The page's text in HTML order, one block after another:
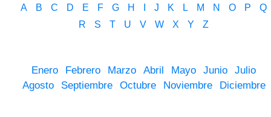
A B C D E F G H J K L M N O P
Q
R
S T U V W X Y Z
Enero Febrero Marzo Abril Mayo Junio
Julio
Agosto
Septiembre Octubre Noviembre Diciembre